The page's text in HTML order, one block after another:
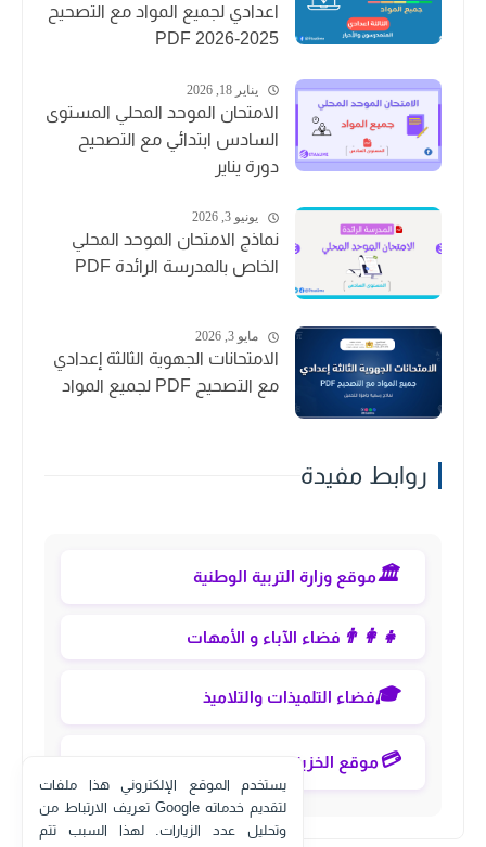
اعدادي لجميع المواد مع التصحيح
2025-2026 PDF
يناير 18, 2026
الامتحان الموحد المحلي المستوى
السادس ابتدائي مع التصحيح
دورة يناير
يونيو 3, 2026
نماذج الامتحان الموحد المحلي
الخاص بالمدرسة الرائدة PDF
مايو 3, 2026
الامتحانات الجهوية الثالثة إعدادي
مع التصحيح PDF لجميع المواد
روابط مفيدة
🏛️موقع وزارة التربية الوطنية
👨‍👩‍👧 فضاء الآباء و الأمهات
🎓فضاء التلميذات والتلاميذ
💳موقع الخزينة العامة eservices
يستخدم الموقع الإلكتروني هذا ملفات
تعريف الارتباط من Google لتقديم خدماته
وتحليل عدد الزيارات. لهذا السبب تتم